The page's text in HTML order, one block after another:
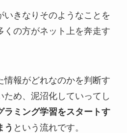
いきなりそのようなことを
くの方がネット上を奔走す
情報がどれなのかを判断す
ため、泥沼化していってし
ラミング学習をスタートす
う という流れです。